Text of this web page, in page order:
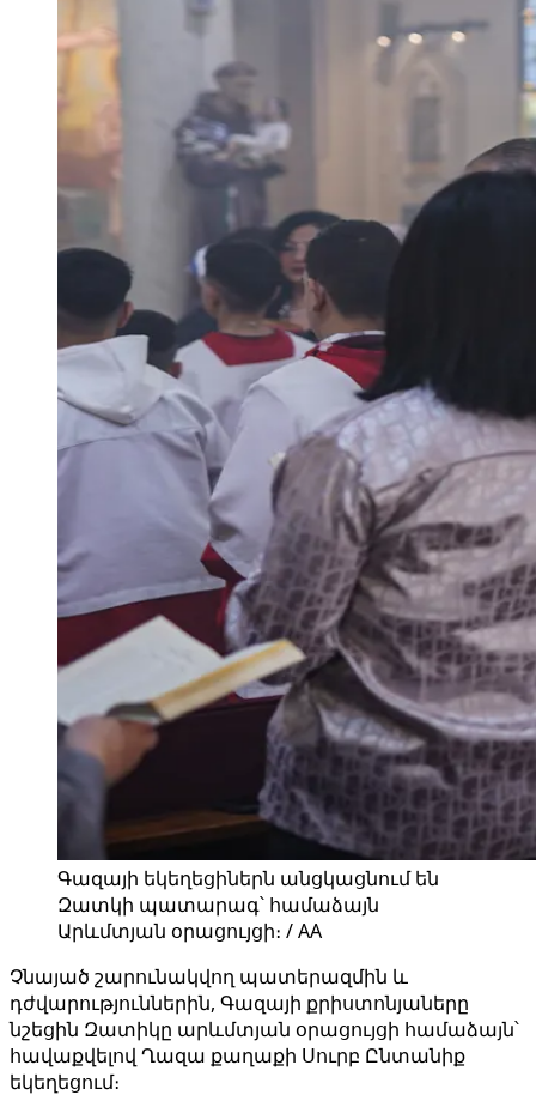
Գազայի եկեղեցիներն անցկացնում են
Զատկի պատարագ՝ համաձայն
Արևմտյան օրացույցի։ / AA
Չնայած շարունակվող պատերազմին և
դժվարություններին, Գազայի քրիստոնյաները
նշեցին Զատիկը արևմտյան օրացույցի համաձայն՝
հավաքվելով Ղազա քաղաքի Սուրբ Ընտանիք
եկեղեցում։